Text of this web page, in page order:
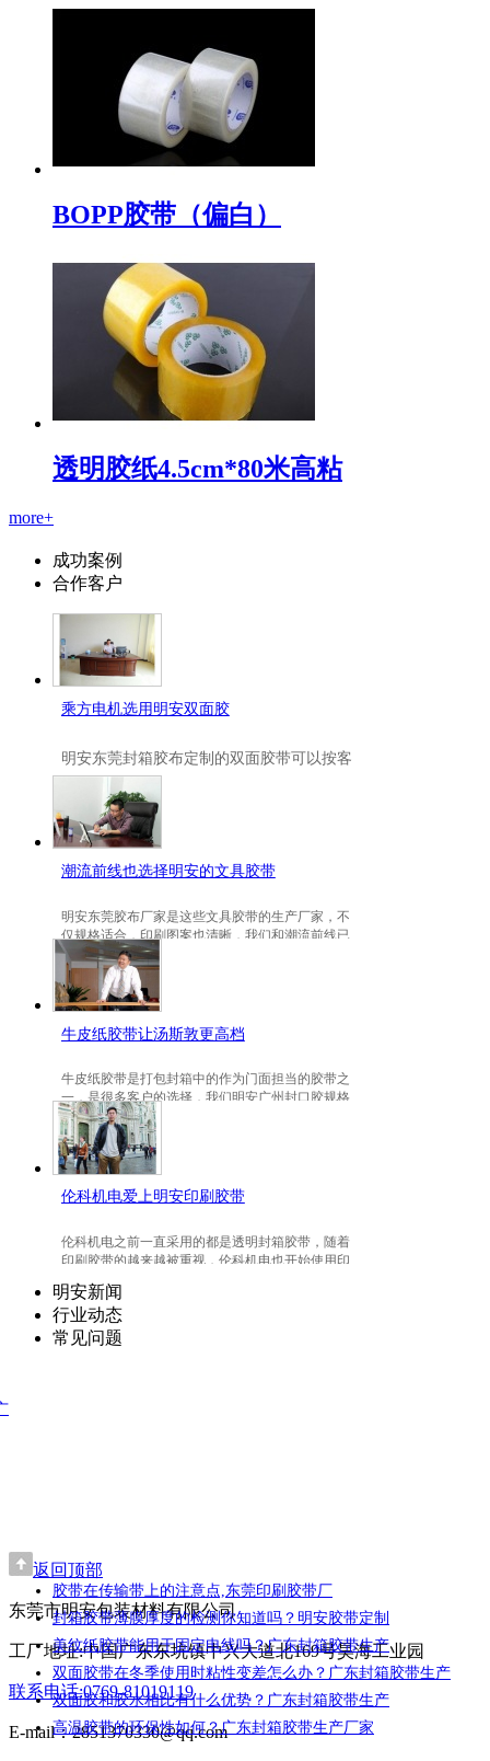
BOPP胶带（偏白）
透明胶纸4.5cm*80米高粘
more+
成功案例
合作客户
乘方电机选用明安双面胶
明安东莞封箱胶布定制 的双面胶带可以按客
是可以定做的，不仅如此，规格也是可以定
做的。
潮流前线也选择明安的文具胶带
明安东莞胶布厂家是这些文具胶带的生产厂家，不
仅规格适合，印刷图案也清晰，我们和潮流前线已
有3年的稳定合作关系。
牛皮纸胶带让汤斯敦更高档
牛皮纸胶带是打包封箱中的作为门面担当的胶带之
一，是很多客户的选择，我们明安广州封口胶规格
包装的牛皮纸胶带就是汤斯敦的选择。
伦科机电爱上明安印刷胶带
伦科机电之前一直采用的都是透明封箱胶带，随着
印刷胶带的越来越被重视，伦科机电也开始使用印
明安新闻
行业动态
常见问题
胶带在传输带上的注意点,东莞印刷胶带厂
封箱胶带薄膜厚度的检测你知道吗？明安胶带定制
美纹纸胶带能用于固定电线吗？广东封箱胶带生产
双面胶带在冬季使用时粘性变差怎么办？广东封箱胶带生产
双面胶和胶水相比有什么优势？广东封箱胶带生产
高温胶带的环保性如何？广东封箱胶带生产厂家
返回顶部
东莞市明安包装材料有限公司
工厂地址:中国广东东坑镇中兴大道北169号昊海工业园
联系电话:0769-81019119
E-mail：2851370330@qq.com